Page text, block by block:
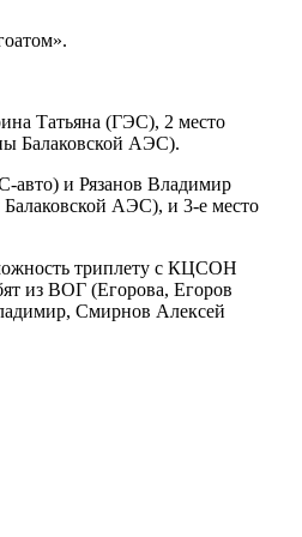
Татьяна (ГЭС), 2 место
Балаковской АЭС).
авто) и Рязанов Владимир
АЭС), и 3-е место
триплету с КЦСОН
из ВОГ (Егорова, Егоров
Смирнов Алексей